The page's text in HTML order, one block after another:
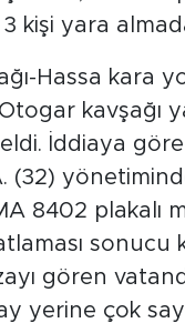
kişi yara
Hassa kara
kavşağı
İddiaya göre
(32)
8402 plakalı
sonucu
gören
yerine çok